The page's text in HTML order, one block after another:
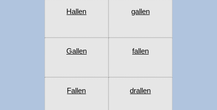
Hallen gallen
Gallen fallen
Fallen drallen